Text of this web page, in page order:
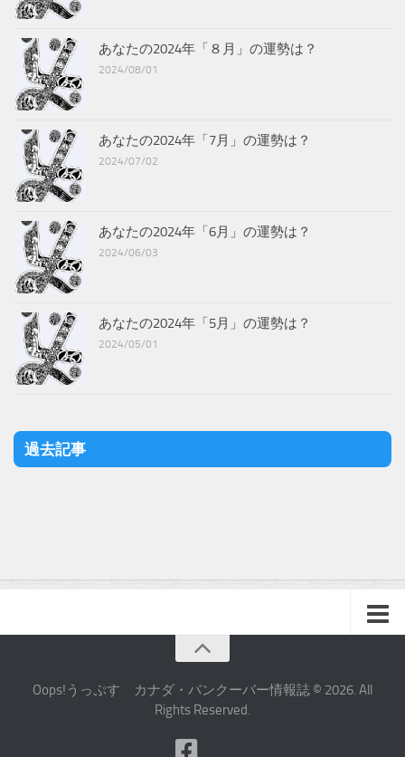
あなたの2024年「８月」の運勢は？
2024/08/01
あなたの2024年「7月」の運勢は？
2024/07/02
あなたの2024年「6月」の運勢は？
2024/06/03
あなたの2024年「5月」の運勢は？
2024/05/01
過去記事
Oops!うっぷす カナダ・バンクーバー情報誌 © 2026. All
Rights Reserved.